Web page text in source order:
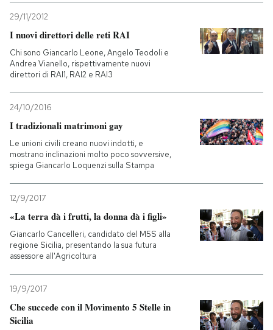
I MIEI PREFERITI
CALENDARIO
AREA PERSONALE
Entra
29/11/2012
I nuovi direttori delle reti RAI
Chi sono Giancarlo Leone, Angelo Teodoli e
Andrea Vianello, rispettivamente nuovi
direttori di RAI1, RAI2 e RAI3
24/10/2016
I tradizionali matrimoni gay
Le unioni civili creano nuovi indotti, e
mostrano inclinazioni molto poco sovversive,
spiega Giancarlo Loquenzi sulla Stampa
12/9/2017
«La terra dà i frutti, la donna dà i figli»
Giancarlo Cancelleri, candidato del M5S alla
regione Sicilia, presentando la sua futura
assessore all'Agricoltura
19/9/2017
Che succede con il Movimento 5 Stelle in
Sicilia